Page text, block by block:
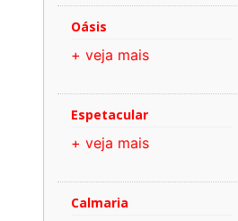
Oásis
+ veja mais
Espetacular
+ veja mais
Calmaria